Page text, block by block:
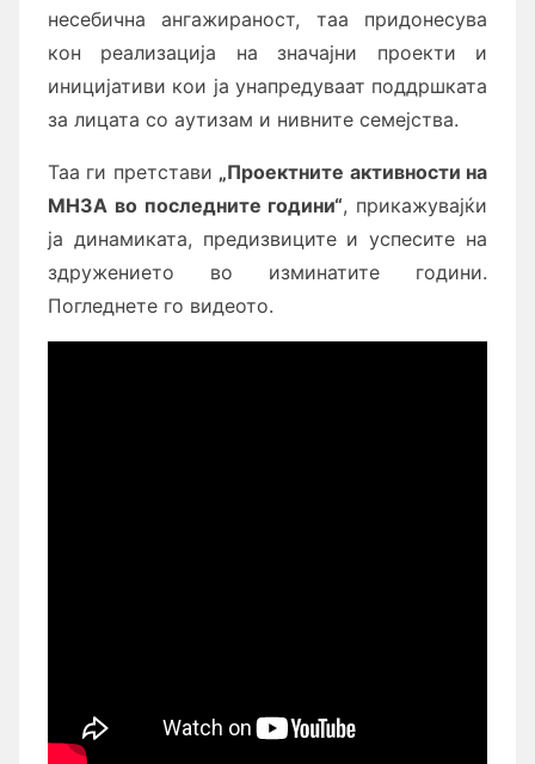
несебична ангажираност, таа придонесува
кон реализација на значајни проекти и
иницијативи кои ја унапредуваат поддршката
за лицата со аутизам и нивните семејства.
Таа ги претстави „Проектните активности на
МНЗА во последните години“, прикажувајќи
ја динамиката, предизвиците и успесите на
здружението во изминатите години.
Погледнете го видеото.